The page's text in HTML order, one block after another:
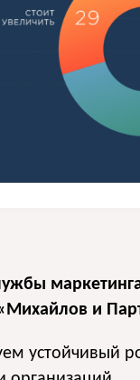
и
устойчивый